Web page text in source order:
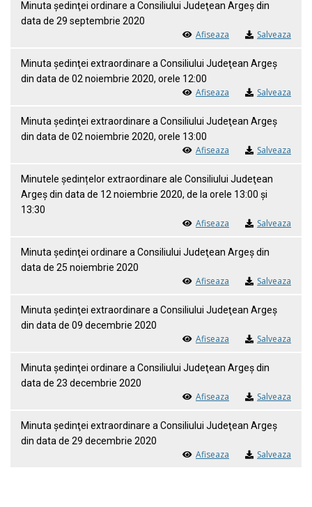
Minuta ședinţei ordinare a Consiliului Judeţean Argeş din
data de 29 septembrie 2020
Afiseaza Salveaza
Minuta ședinţei extraordinare a Consiliului Judeţean Argeş
din data de 02 noiembrie 2020, orele 12:00
Afiseaza Salveaza
Minuta ședinţei extraordinare a Consiliului Judeţean Argeş
din data de 02 noiembrie 2020, orele 13:00
Afiseaza Salveaza
Minutele ședințelor extraordinare ale Consiliului Judeţean
Argeş din data de 12 noiembrie 2020, de la orele 13:00 și
13:30
Afiseaza Salveaza
Minuta ședinţei ordinare a Consiliului Judeţean Argeş din
data de 25 noiembrie 2020
Afiseaza Salveaza
Minuta ședinţei extraordinare a Consiliului Judeţean Argeş
din data de 09 decembrie 2020
Afiseaza Salveaza
Minuta ședinţei ordinare a Consiliului Judeţean Argeş din
data de 23 decembrie 2020
Afiseaza Salveaza
Minuta ședinţei extraordinare a Consiliului Judeţean Argeş
din data de 29 decembrie 2020
Afiseaza Salveaza